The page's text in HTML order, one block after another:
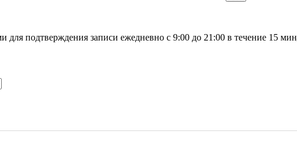
для подтверждения записи ежедневно с 9:00 до 21:00 в течение 15